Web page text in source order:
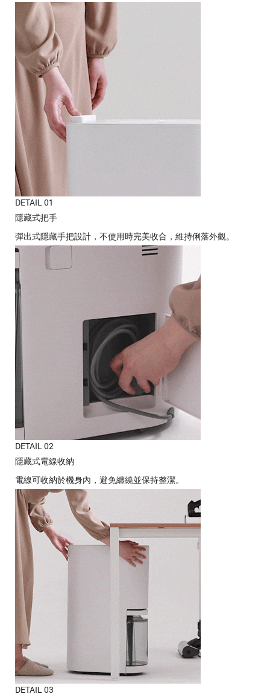
DETAIL 01
隱藏式把手
彈出式隱藏手把設計，不使用時完美收合，維持俐落外觀。
DETAIL 02
隱藏式電線收納
電線可收納於機身內，避免纏繞並保持整潔。
DETAIL 03